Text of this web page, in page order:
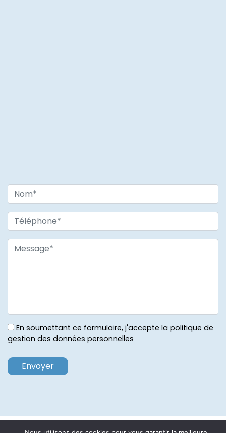
En soumettant ce formulaire, j'accepte la politique de
gestion des données personnelles
ACCUEIL PLAN DU SITE MENTIONS LÉGALES